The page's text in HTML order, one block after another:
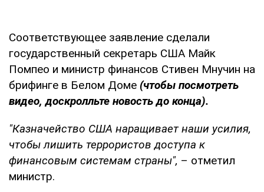
Соответствующее заявление сделали
государственный секретарь США Майк
Помпео и министр финансов Стивен Мнучин на
брифинге в Белом Доме (чтобы посмотреть
видео, доскролльте новость до конца).
"Казначейство США наращивает наши усилия,
чтобы лишить террористов доступа к
финансовым системам страны", – отметил
министр.